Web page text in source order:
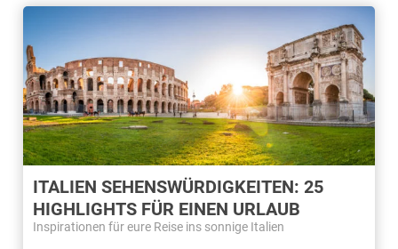
ITALIEN SEHENSWÜRDIGKEITEN: 25
HIGHLIGHTS FÜR EINEN URLAUB
Inspirationen für eure Reise ins sonnige Italien